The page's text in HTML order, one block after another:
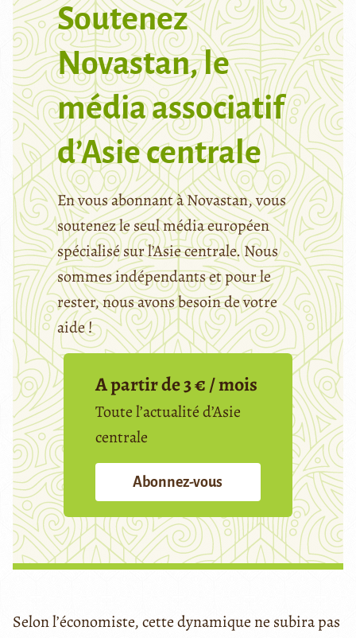
Soutenez
Novastan, le
média associatif
d’Asie centrale
En vous abonnant à Novastan, vous
soutenez le seul média européen
spécialisé sur l’Asie centrale. Nous
sommes indépendants et pour le
rester, nous avons besoin de votre
aide !
A partir de 3 € / mois
Toute l’actualité d’Asie
centrale
Abonnez-vous
Selon l’économiste, cette dynamique ne subira pas